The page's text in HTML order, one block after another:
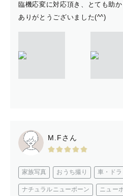
＿＿＿＿＿＿＿＿＿＿＿＿＿＿
・ペットとの暮らしの記録
・カップルフォト（同性・異性
・日常のライフスタイル撮影
・自然や風景を活かしたロケー
臨機応変に対応頂き、とても助か
ありがとうございました(^^)
M.Fさん
家族写真 おうち撮り 車・ド
ナチュラルニューボーン ニュー